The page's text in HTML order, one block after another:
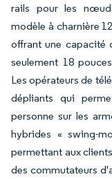
rails pour les
modèle à charnière
offrant une capacité
seulement 18
Les opérateurs de
dépliants qui
personne sur les
hybrides « swing-
permettant aux
des commutateurs